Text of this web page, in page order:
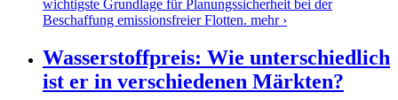
wichtigste Grundlage für Planungssicherheit bei der
Beschaffung emissionsfreier Flotten. mehr ›
Wasserstoffpreis: Wie unterschiedlich
ist er in verschiedenen Märkten?